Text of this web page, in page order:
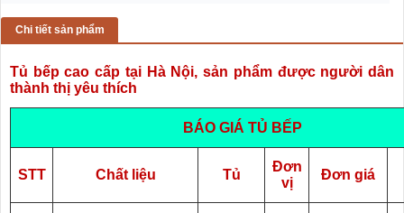
Chi tiết sản phẩm
Tủ bếp cao cấp tại Hà Nội, sản phẩm được người dân
thành thị yêu thích
BÁO GIÁ TỦ BẾP
STT Chất liệu Tủ
Đơn
vị
Đơn giá